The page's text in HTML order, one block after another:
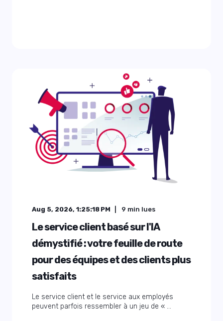
Aug 5, 2026, 1:25:18 PM 9 min lues
Le service client basé sur l'IA
démystifié : votre feuille de route
pour des équipes et des clients plus
satisfaits
Le service client et le service aux employés
peuvent parfois ressembler à un jeu de « ...